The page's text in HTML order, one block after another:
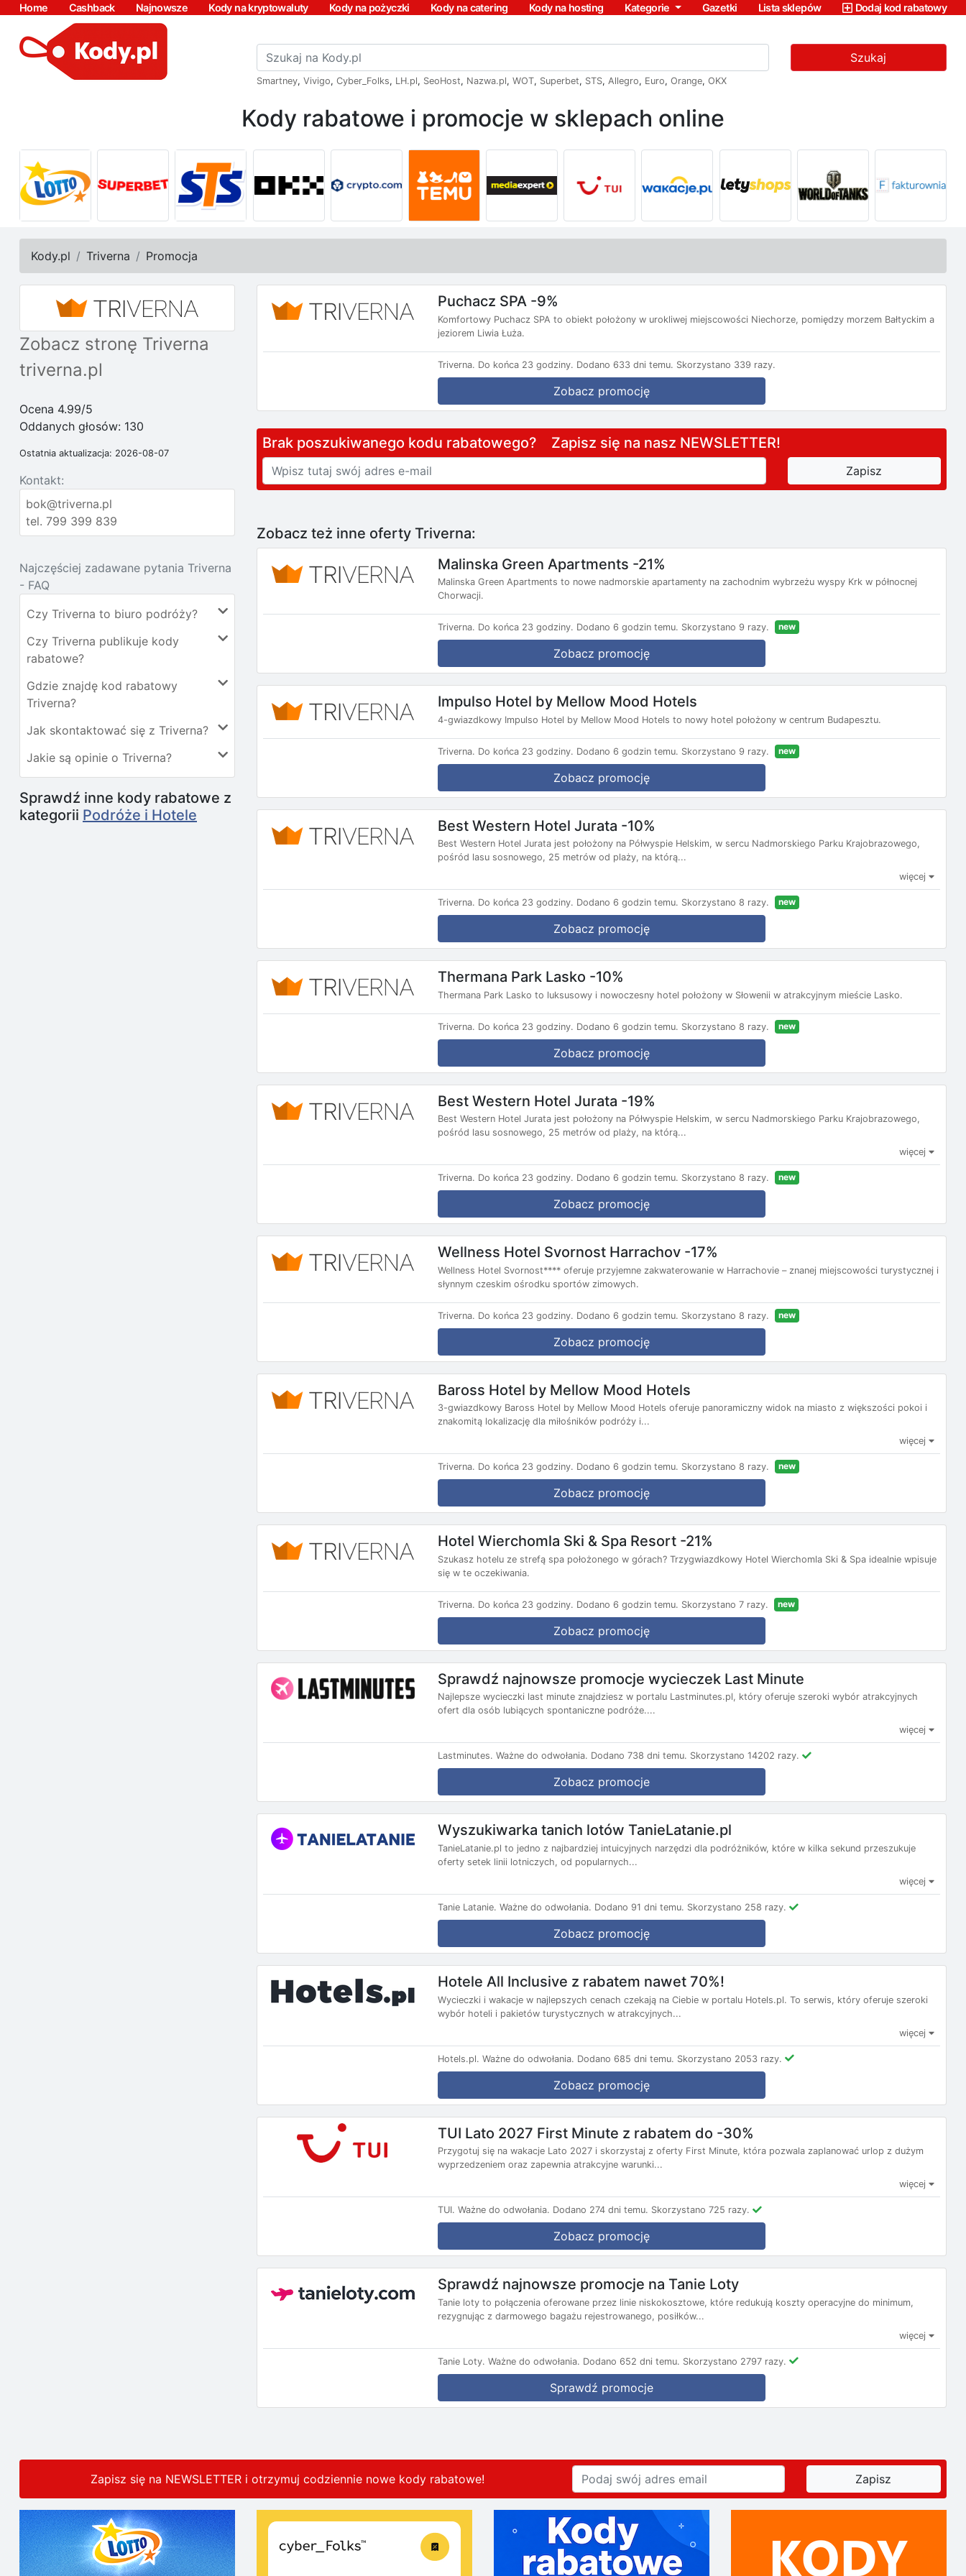
Home Cashback Najnowsze Kody na kryptowaluty Kody na pożyczki Kody na catering Kody na hosting Kategorie Gazetki Lista sklepów Dodaj kod rabatowy
Szukaj
Smartney, Vivigo, Cyber_Folks, LH.pl, SeoHost, Nazwa.pl, WOT, Superbet, STS, Allegro, Euro, Orange, OKX
Kody rabatowe i promocje w sklepach online
Kody.pl Triverna Promocja
Zobacz stronę Triverna
triverna.pl
Ocena 4.99/5
Oddanych głosów: 130
Ostatnia aktualizacja: 2026-08-07
Kontakt:
bok@triverna.pl
tel. 799 399 839
Najczęściej zadawane pytania Triverna
- FAQ
Czy Triverna to biuro podróży?
Czy Triverna publikuje kody
rabatowe?
Gdzie znajdę kod rabatowy
Triverna?
Jak skontaktować się z Triverna?
Jakie są opinie o Triverna?
Sprawdź inne kody rabatowe z
kategorii Podróże i Hotele
Puchacz SPA -9%
Komfortowy Puchacz SPA to obiekt położony w urokliwej miejscowości Niechorze, pomiędzy morzem Bałtyckim a
jeziorem Liwia Łuża.
Triverna. Do końca 23 godziny. Dodano 633 dni temu. Skorzystano 339 razy.
Zobacz promocję
Brak poszukiwanego kodu rabatowego? Zapisz się na nasz NEWSLETTER!
Zobacz też inne oferty Triverna:
Malinska Green Apartments -21%
Malinska Green Apartments to nowe nadmorskie apartamenty na zachodnim wybrzeżu wyspy Krk w północnej
Chorwacji.
Triverna. Do końca 23 godziny. Dodano 6 godzin temu. Skorzystano 9 razy. new
Zobacz promocję
Impulso Hotel by Mellow Mood Hotels
4-gwiazdkowy Impulso Hotel by Mellow Mood Hotels to nowy hotel położony w centrum Budapesztu.
Triverna. Do końca 23 godziny. Dodano 6 godzin temu. Skorzystano 9 razy. new
Zobacz promocję
Best Western Hotel Jurata -10%
Best Western Hotel Jurata jest położony na Półwyspie Helskim, w sercu Nadmorskiego Parku Krajobrazowego,
pośród lasu sosnowego, 25 metrów od plaży, na którą...
więcej
Triverna. Do końca 23 godziny. Dodano 6 godzin temu. Skorzystano 8 razy. new
Zobacz promocję
Thermana Park Lasko -10%
Thermana Park Lasko to luksusowy i nowoczesny hotel położony w Słowenii w atrakcyjnym mieście Lasko.
Triverna. Do końca 23 godziny. Dodano 6 godzin temu. Skorzystano 8 razy. new
Zobacz promocję
Best Western Hotel Jurata -19%
Best Western Hotel Jurata jest położony na Półwyspie Helskim, w sercu Nadmorskiego Parku Krajobrazowego,
pośród lasu sosnowego, 25 metrów od plaży, na którą...
więcej
Triverna. Do końca 23 godziny. Dodano 6 godzin temu. Skorzystano 8 razy. new
Zobacz promocję
Wellness Hotel Svornost Harrachov -17%
Wellness Hotel Svornost**** oferuje przyjemne zakwaterowanie w Harrachovie – znanej miejscowości turystycznej i
słynnym czeskim ośrodku sportów zimowych.
Triverna. Do końca 23 godziny. Dodano 6 godzin temu. Skorzystano 8 razy. new
Zobacz promocję
Baross Hotel by Mellow Mood Hotels
3-gwiazdkowy Baross Hotel by Mellow Mood Hotels oferuje panoramiczny widok na miasto z większości pokoi i
znakomitą lokalizację dla miłośników podróży i...
więcej
Triverna. Do końca 23 godziny. Dodano 6 godzin temu. Skorzystano 8 razy. new
Zobacz promocję
Hotel Wierchomla Ski & Spa Resort -21%
Szukasz hotelu ze strefą spa położonego w górach? Trzygwiazdkowy Hotel Wierchomla Ski & Spa idealnie wpisuje
się w te oczekiwania.
Triverna. Do końca 23 godziny. Dodano 6 godzin temu. Skorzystano 7 razy. new
Zobacz promocję
Sprawdź najnowsze promocje wycieczek Last Minute
Najlepsze wycieczki last minute znajdziesz w portalu Lastminutes.pl, który oferuje szeroki wybór atrakcyjnych
ofert dla osób lubiących spontaniczne podróże....
więcej
Lastminutes. Ważne do odwołania. Dodano 738 dni temu. Skorzystano 14202 razy.
Zobacz promocje
Wyszukiwarka tanich lotów TanieLatanie.pl
TanieLatanie.pl to jedno z najbardziej intuicyjnych narzędzi dla podróżników, które w kilka sekund przeszukuje
oferty setek linii lotniczych, od popularnych...
więcej
Tanie Latanie. Ważne do odwołania. Dodano 91 dni temu. Skorzystano 258 razy.
Zobacz promocję
Hotele All Inclusive z rabatem nawet 70%!
Wycieczki i wakacje w najlepszych cenach czekają na Ciebie w portalu Hotels.pl. To serwis, który oferuje szeroki
wybór hoteli i pakietów turystycznych w atrakcyjnych...
więcej
Hotels.pl. Ważne do odwołania. Dodano 685 dni temu. Skorzystano 2053 razy.
Zobacz promocję
TUI Lato 2027 First Minute z rabatem do -30%
Przygotuj się na wakacje Lato 2027 i skorzystaj z oferty First Minute, która pozwala zaplanować urlop z dużym
wyprzedzeniem oraz zapewnia atrakcyjne warunki...
więcej
TUI. Ważne do odwołania. Dodano 274 dni temu. Skorzystano 725 razy.
Zobacz promocję
Sprawdź najnowsze promocje na Tanie Loty
Tanie loty to połączenia oferowane przez linie niskokosztowe, które redukują koszty operacyjne do minimum,
rezygnując z darmowego bagażu rejestrowanego, posiłków...
więcej
Tanie Loty. Ważne do odwołania. Dodano 652 dni temu. Skorzystano 2797 razy.
Sprawdź promocje
Zapisz się na NEWSLETTER i otrzymuj codziennie nowe kody rabatowe!